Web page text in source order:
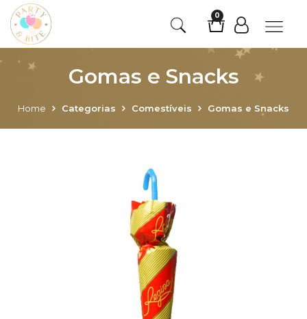
0
Gomas e Snacks
Home Categorias Comestíveis Gomas e Snacks